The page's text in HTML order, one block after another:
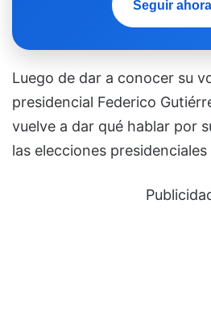
Seguir
Luego de dar a conocer su
presidencial Federico
vuelve a dar qué hablar por
las elecciones